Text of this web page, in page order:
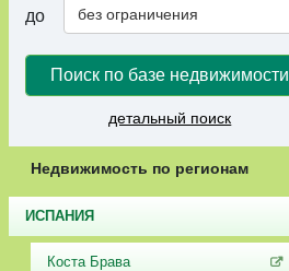
до без ограничения
Поиск по базе недвижимости
детальный поиск
Недвижимость по регионам
ИСПАНИЯ
Коста Брава